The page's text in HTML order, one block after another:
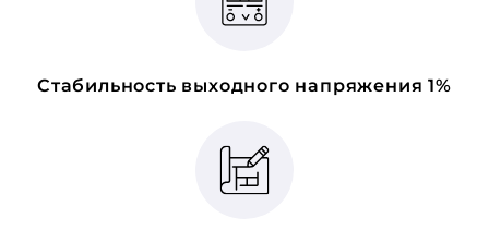
Стабильность выходного напряжения 1%